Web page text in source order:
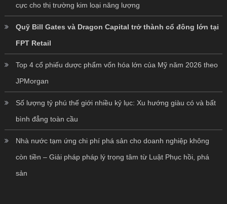
cực cho thị trường kim loại năng lượng
Quỹ Bill Gates và Dragon Capital trở thành cổ đông lớn tại
FPT Retail
Top 4 cổ phiếu dược phẩm vốn hóa lớn của Mỹ năm 2026 theo
JPMorgan
Số lượng tỷ phú thế giới nhiều kỷ lục: Xu hướng giàu có và bất
bình đẳng toàn cầu
Nhà nước tạm ứng chi phí phá sản cho doanh nghiệp không
còn tiền – Giải pháp pháp lý trọng tâm từ Luật Phục hồi, phá
sản